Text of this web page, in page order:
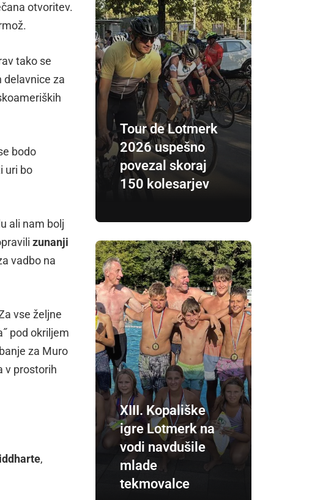
otvoritev.
tako se
delavnice za
bodo
uri bo
ali nam bolj
zunanji
vadbo na
vse željne
pod okriljem
za Muro
v prostorih
,
Tour de Lotmerk
2026 uspešno
povezal skoraj
150 kolesarjev
XIII. Kopališke
igre Lotmerk na
vodi navdušile
mlade
tekmovalce